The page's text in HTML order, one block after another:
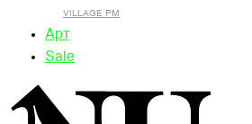
VILLAGE PM
Арт
Sale